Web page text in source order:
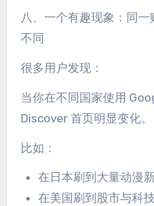
八、一个有趣现象：同
不同
很多用户发现：
当你在不同国家使用
Discover 首页明显变化。
比如：
在日本刷到大量动漫
在美国刷到股市与科技